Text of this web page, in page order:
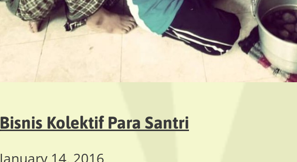
Bisnis Kolektif Para Santri
January 14, 2016